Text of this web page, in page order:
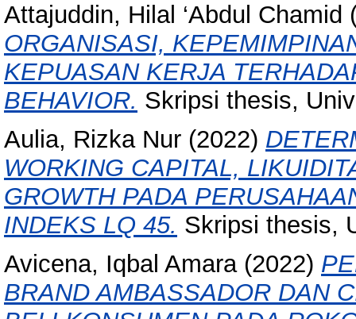
Attajuddin, Hilal ‘Abdul Chamid
ORGANISASI,
KEPUASAN KERJA
BEHAVIOR. Skripsi thesis,
Aulia, Rizka Nur (2022)
WORKING CAPITAL,
GROWTH PADA
INDEKS LQ 45. Skripsi thesis,
Avicena, Iqbal Amara(2022)
BRAND AMBASSADOR DAN